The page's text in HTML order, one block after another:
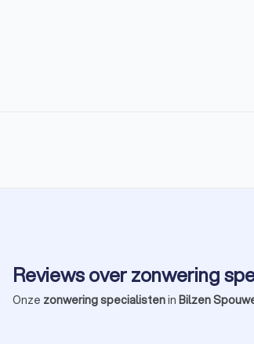
Reviews over zonwering
Onze zonwering specialistenin Bilzen